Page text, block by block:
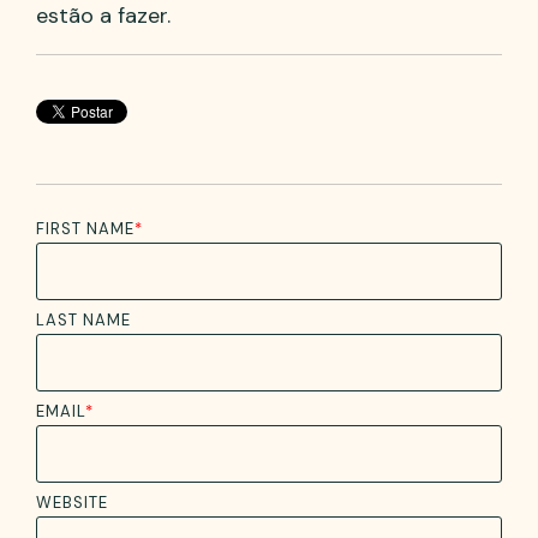
estão a fazer.
FIRST NAME*
LAST NAME
EMAIL*
WEBSITE